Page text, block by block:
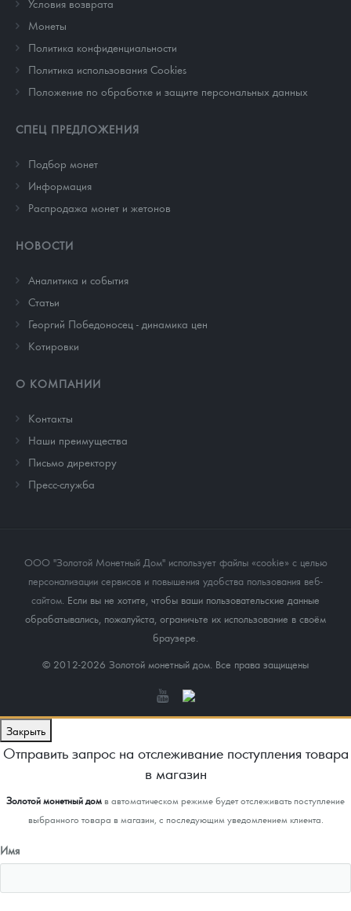
Условия возврата
Монеты
Политика конфиденциальности
Политика использования Cookies
Положение по обработке и защите персональных данных
СПЕЦ ПРЕДЛОЖЕНИЯ
Подбор монет
Информация
Распродажа монет и жетонов
НОВОСТИ
Аналитика и события
Cтатьи
Георгий Победоносец - динамика цен
Котировки
О КОМПАНИИ
Контакты
Наши преимущества
Письмо директору
Пресс-служба
ООО "Золотой Монетный Дом" использует файлы «cookie» с целью
персонализации сервисов и повышения удобства пользования веб-
сайтом. Если вы не хотите, чтобы ваши пользовательские данные
обрабатывались, пожалуйста, ограничьте их использование в своём
браузере.
© 2012-2026 Золотой монетный дом. Все права защищены
Закрыть
Отправить запрос на отслеживание поступления товара
в магазин
Золотой монетный домв автоматическом режиме будет отслеживать поступление
выбранного товара в магазин, с последующим уведомлением клиента.
Имя